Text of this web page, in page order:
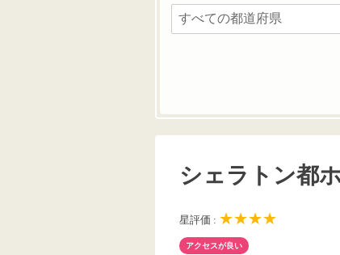
シェラトン都
星評価 : ★★★★
アクセスが良い